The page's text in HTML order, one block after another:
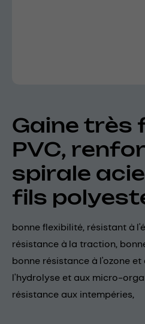
Gaine très
PVC,
spirale
fils
bonne flexibilité, résistant à
résistance à la traction,
bonne résistance à l'ozone et
l'hydrolyse et aux micro-
résistance aux intempéries,